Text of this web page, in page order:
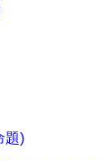
題)